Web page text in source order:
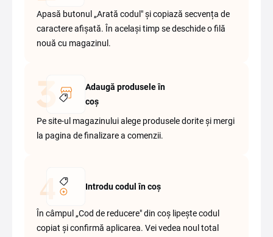
Apasă butonul „Arată codul" și copiază secvența de
caractere afișată. În același timp se deschide o filă
nouă cu magazinul.
Adaugă produsele în
coș
Pe site-ul magazinului alege produsele dorite și mergi
la pagina de finalizare a comenzii.
Introdu codul în coș
În câmpul „Cod de reducere" din coș lipește codul
copiat și confirmă aplicarea. Vei vedea noul total